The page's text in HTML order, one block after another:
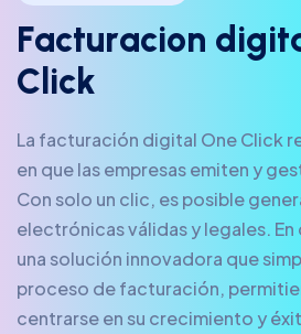
Facturacion d igit
C ick
La facturación digital One Click
en que las empresas emiten y
Con solo un clic, es posible
electrónicas válidas y legales.
una solución innovadora que
proceso de facturación,
centrarse en su crecimiento y